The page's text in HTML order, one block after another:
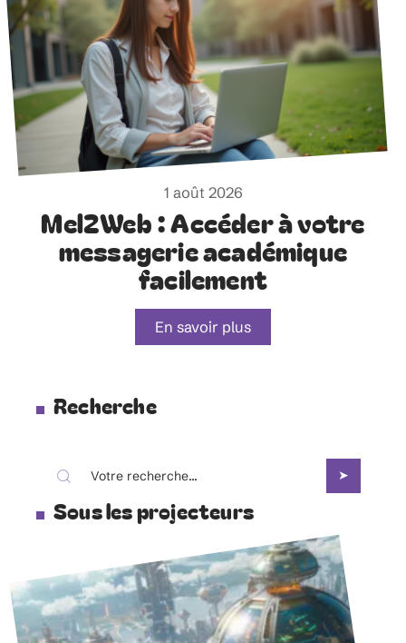
1 août 2026
Mel2Web : Accéder à votre
messagerie académique
facilement
En savoir plus
Recherche
Sous les projecteurs